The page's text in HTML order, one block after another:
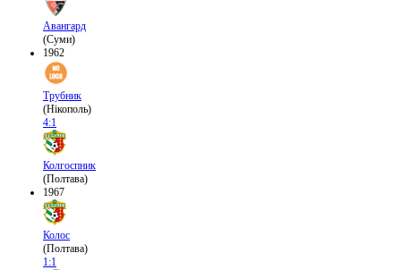
Авангард
(Суми)
1962
Трубник
(Нікополь)
4:1
Колгоспник
(Полтава)
1967
Колос
(Полтава)
1:1